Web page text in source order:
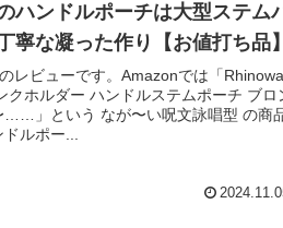
ハンドルポーチは大型ステム
寧な凝った作り【お値打ち品】
レビューです。Amazonでは「
クホルダー ハンドルステムポーチ ブロ
……」という なが〜い呪文詠唱型 の商
ドルポー...